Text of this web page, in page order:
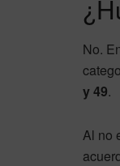
No.
y 49.
Al no